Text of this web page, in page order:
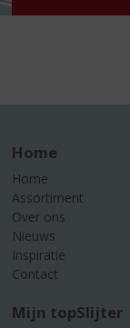
Home
Home
Assortiment
Over ons
Nieuws
Inspiratie
Contact
Mijn topSlijter